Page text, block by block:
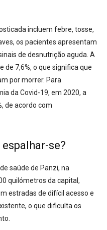
incluem febre, tosse,
os pacientes apresentam
de desnutrição aguda. A
7,6%, o que significa que
por morrer. Para
da Covid-19, em 2020, a
de acordo com
se?
saúde de Panzi, na
quilómetros da capital,
estradas de difícil acesso e
o que dificulta os